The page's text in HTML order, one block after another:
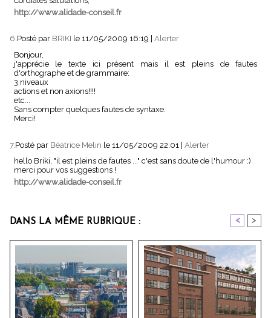
http://www.alidade-conseil.fr
6.Posté par BRIKI le 11/05/2009 16:19
Alerter
Bonjour,
j'apprécie le texte ici présent mais il est pleins de fautes
d'orthographe et de grammaire:
3 niveaux
actions et non axions!!!!
etc...
Sans compter quelques fautes de syntaxe.
Merci!
7. Posté par Béatrice Melin le 11/05/2009 22:01 | Alerter
hello Briki, "il est pleins de fautes ..." c'est sans doute de l'humour :)
merci pour vos suggestions !
http://www.alidade-conseil.fr
DANS LA MÊME RUBRIQUE : < >